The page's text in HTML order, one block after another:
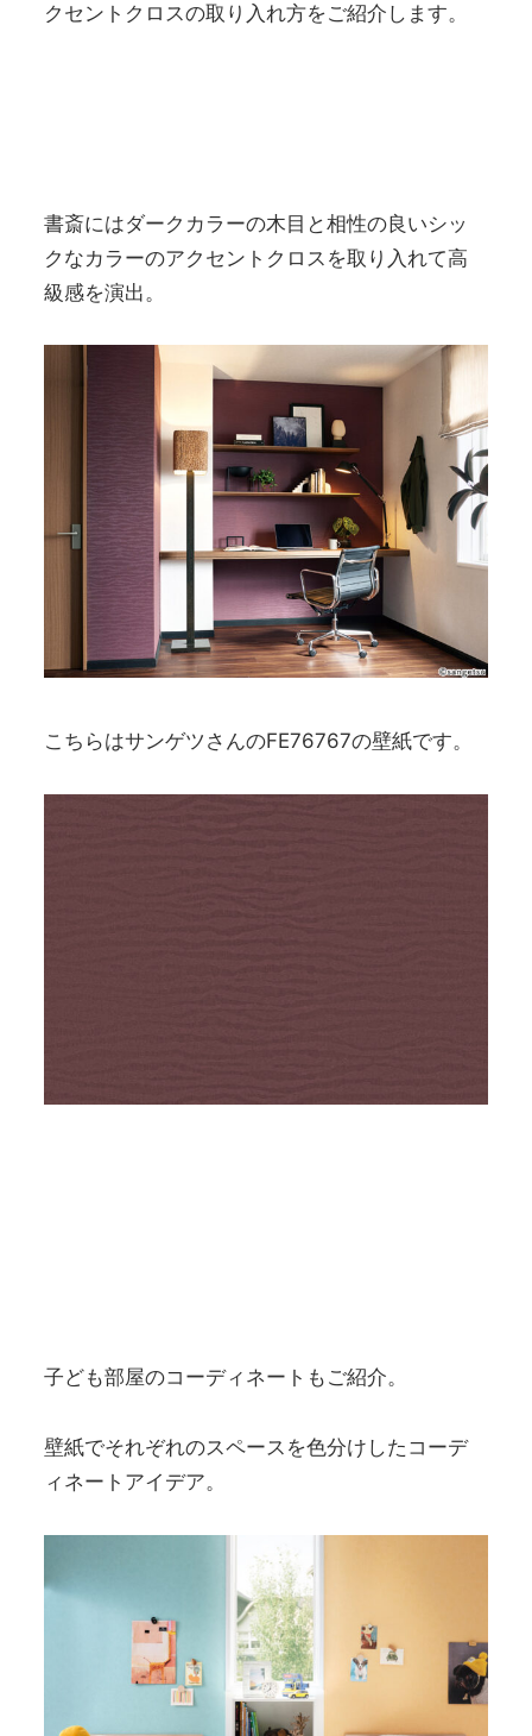
クセントクロスの取り入れ方をご紹介します。
書斎にはダークカラーの木目と相性の良いシッ
クなカラーのアクセントクロスを取り入れて高
級感を演出。
こちらはサンゲツさんのFE76767の壁紙です。
子ども部屋のコーディネートもご紹介。
壁紙でそれぞれのスペースを色分けしたコーデ
ィネートアイデア。